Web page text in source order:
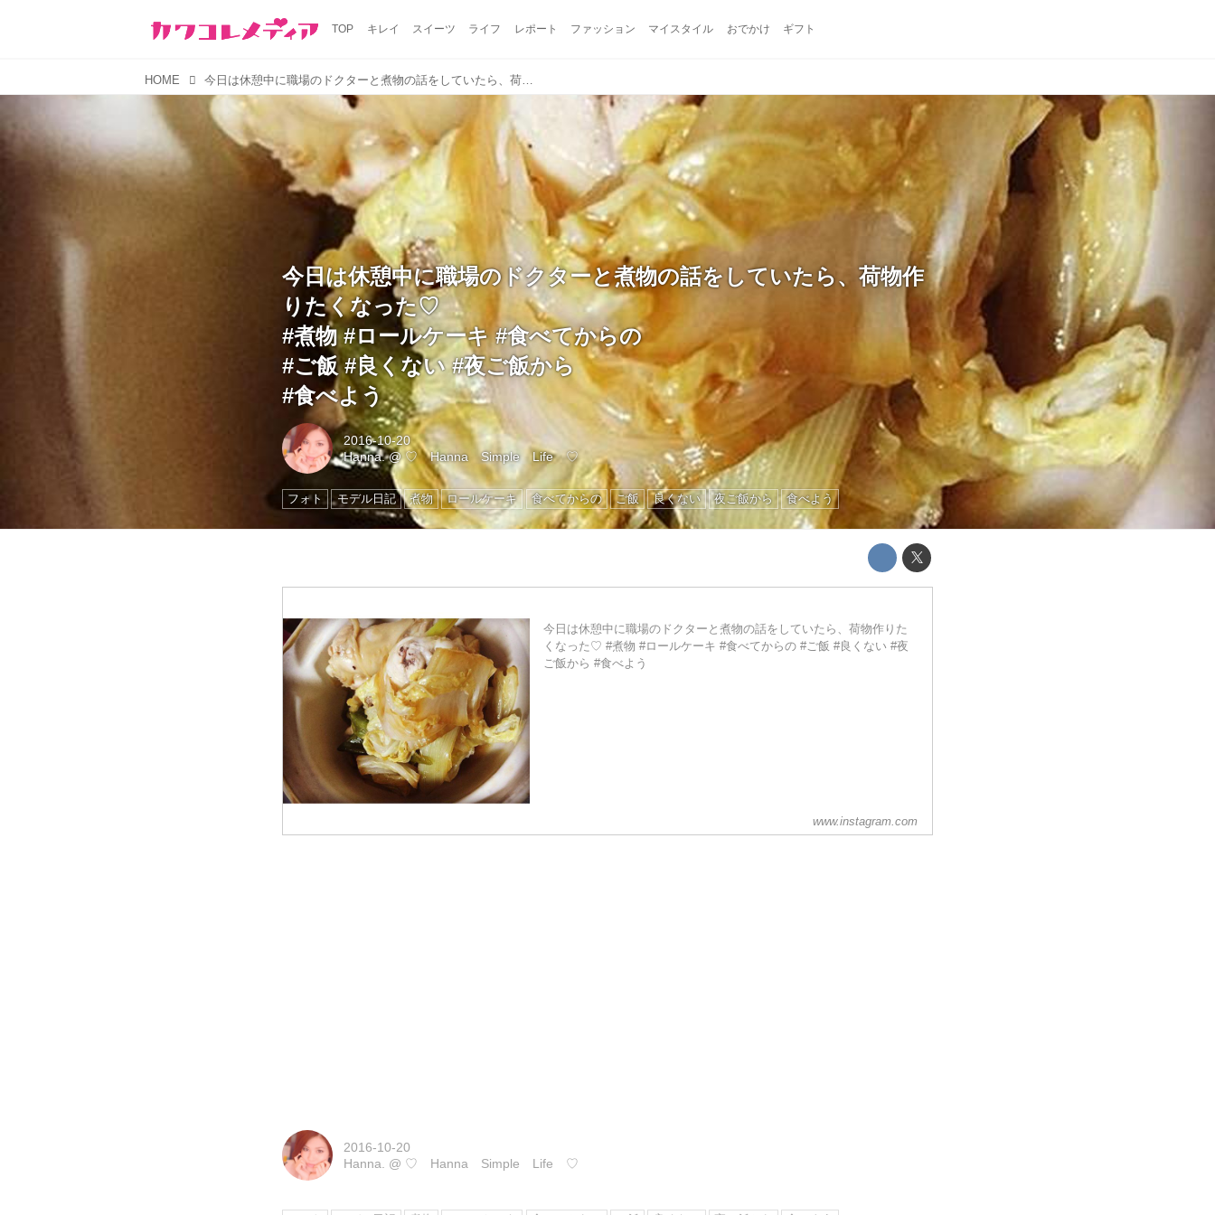
TOP キレイ スイーツ ライフ レポート ファッション マイスタイル おでかけ ギフト
HOME 今日は休憩中に職場のドクターと煮物の話をしていたら、荷物作りたくなった♡ #煮物 #ロールケーキ #食べてからの #ご飯 #良くない #夜ご飯から #食べよう
今日は休憩中に職場のドクターと煮物の話をしていたら、荷物作
りたくなった♡
#煮物 #ロールケーキ #食べてからの
#ご飯 #良くない #夜ご飯から
#食べよう
2016-10-20
Hanna.@♡ Hanna Simple Life ♡
フォト モデル日記 煮物 ロールケーキ 食べてからの ご飯 良くない 夜ご飯から 食べよう
今日は休憩中に職場のドクターと煮物の話をしていたら、荷物作りた
くなった♡ #煮物 #ロールケーキ #食べてからの #ご飯 #良くない #夜
ご飯から #食べよう
www.instagram.com
2016-10-20
Hanna.
@ ♡ Hanna Simple Life ♡